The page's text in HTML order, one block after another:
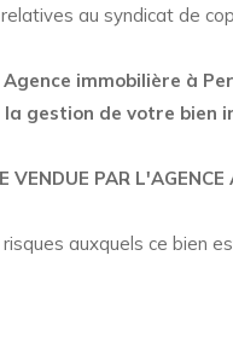
au syndicat de
Agence immobilière à
gestion de votre bien
VENDUE PAR L'AGENCE
auxquels ce bien